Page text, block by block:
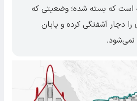
است که بسته شده؛ وضعیتی که
را دچار آشفتگی کرده و پایان
نمی‌شود.